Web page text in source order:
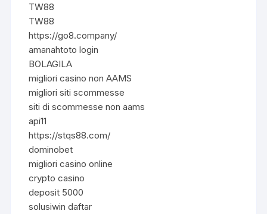
TW88
TW88
https://go8.company/
amanahtoto login
BOLAGILA
migliori casino non AAMS
migliori siti scommesse
siti di scommesse non aams
api11
https://stqs88.com/
dominobet
migliori casino online
crypto casino
deposit 5000
solusiwin daftar